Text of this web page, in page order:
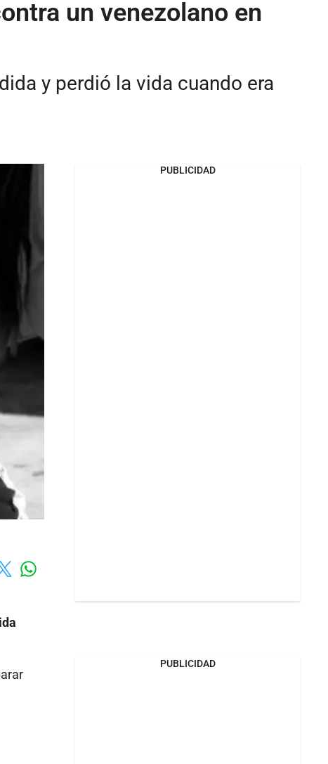
un venezolano en
y perdió la vida cuando era
PUBLICIDAD
PUBLICIDAD